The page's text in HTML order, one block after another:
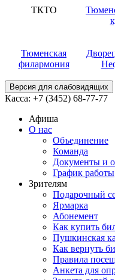
ТКТО
Тюменская
филармония
Версия для слабовидящих
Касса: +7 (3452) 68-77-77
Афиша
О нас
Объединение
Команда
Документы и
График работы
Зрителям
Подарочный
Ярмарка
Абонемент
Как купить
Пушкинская
Как вернуть
Правила
Анкета для